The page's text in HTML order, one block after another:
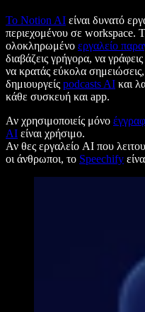
Το Notion AI είναι δυνατό
περιεχομένου σε workspace.
ολοκληρωμένο εργαλείο
διαβάζεις γρήγορα, να
να κρατάς εύκολα σημειώσεις,
δημιουργείς podcasts AI και
κάθε συσκευή και app.
Αν χρησιμοποιείς μόνο
AI είναι χρήσιμο.
Αν θες εργαλείο AI που
οι άνθρωποι, το Speechify